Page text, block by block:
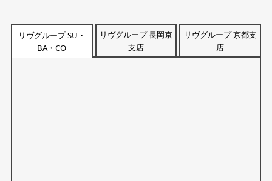
リヴグループ SU・
BA・CO
リヴグループ 長岡京
支店
リヴグループ 京都支
店